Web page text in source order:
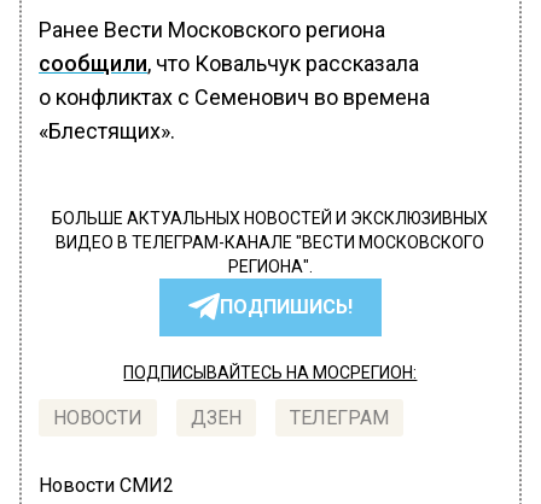
Ранее Вести Московского региона
сообщили, что Ковальчук рассказала
о конфликтах с Семенович во времена
«Блестящих».
БОЛЬШЕ АКТУАЛЬНЫХ НОВОСТЕЙ И ЭКСКЛЮЗИВНЫХ
ВИДЕО В ТЕЛЕГРАМ-КАНАЛЕ "ВЕСТИ МОСКОВСКОГО
РЕГИОНА".
ПОДПИШИСЬ!
ПОДПИСЫВАЙТЕСЬ НА МОСРЕГИОН:
НОВОСТИ ДЗЕН ТЕЛЕГРАМ
Новости СМИ2